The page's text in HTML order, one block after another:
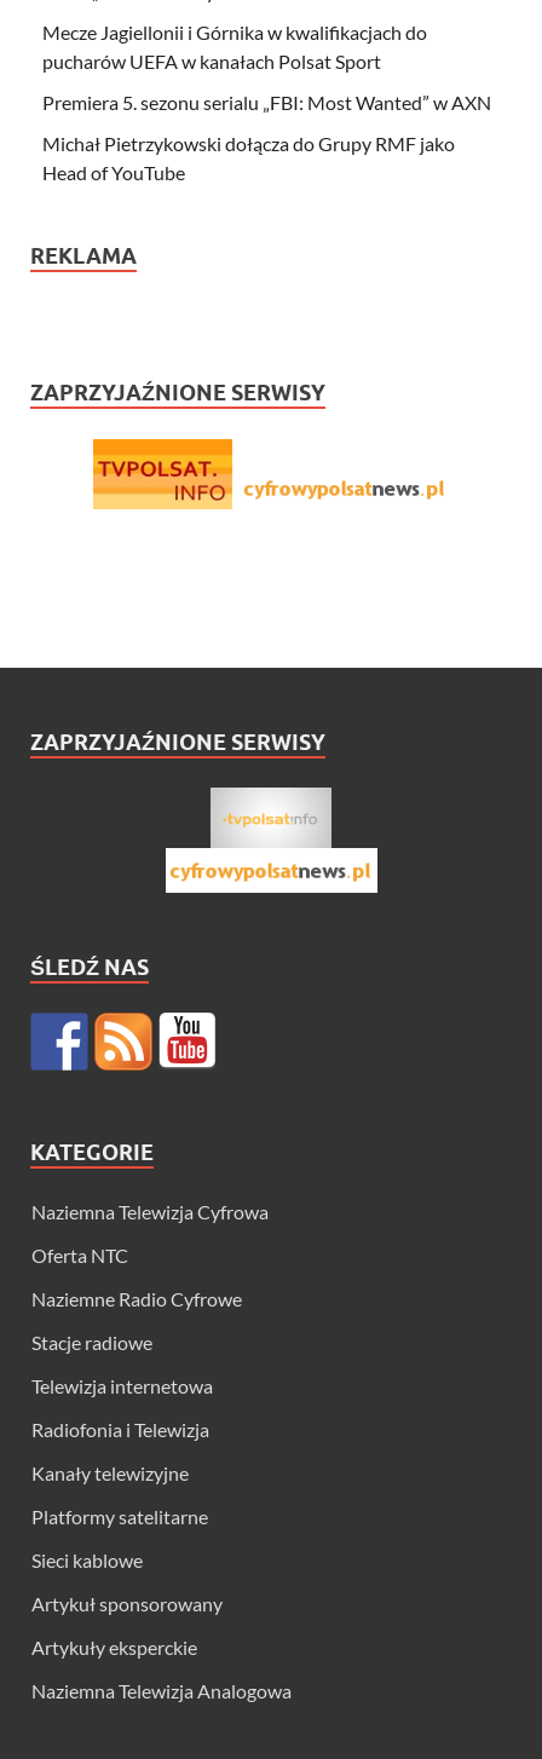
Mecze Jagiellonii i Górnika w kwalifikacjach do
pucharów UEFA w kanałach Polsat Sport
Premiera 5. sezonu serialu „FBI: Most Wanted” w AXN
Michał Pietrzykowski dołącza do Grupy RMF jako
Head of YouTube
REKLAMA
ZAPRZYJAŹNIONE SERWISY
ZAPRZYJAŹNIONE SERWISY
ŚLEDŹ NAS
KATEGORIE
Naziemna Telewizja Cyfrowa
Oferta NTC
Naziemne Radio Cyfrowe
Stacje radiowe
Telewizja internetowa
Radiofonia i Telewizja
Kanały telewizyjne
Platformy satelitarne
Sieci kablowe
Artykuł sponsorowany
Artykuły eksperckie
Naziemna Telewizja Analogowa